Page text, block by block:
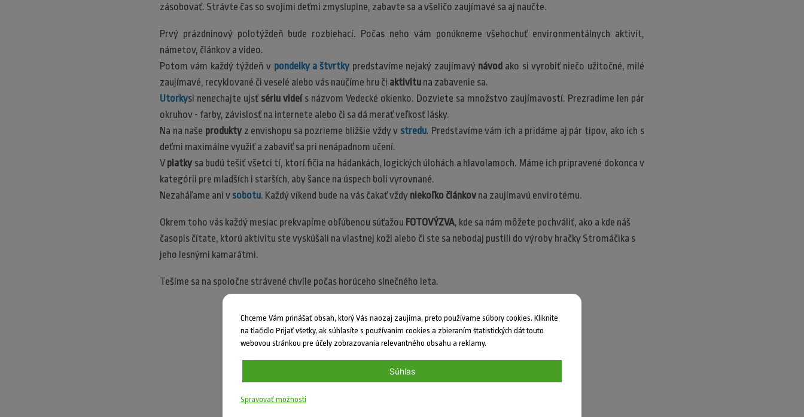
zásobovať. Strávte čas so svojimi deťmi zmysluplne, zabavte sa a všeličo zaujímavé sa aj naučte.
Prvý prázdninový polotýždeň bude rozbiehací. Počas neho vám ponúkneme všehochuť environmentálnych aktivít,
námetov, článkov a video.
Potom vám každý týždeň v pondelky a štvrtkypredstavíme nejaký zaujímavý návod ako si vyrobiť niečo užitočné, milé
zaujímavé, recyklované či veselé alebo vás naučíme hru či aktivitu na zabavenie sa.
Utorkysi nenechajte ujsť sériu videís názvom Vedecké okienko. Dozviete sa množstvo zaujímavostí. Prezradíme len pár
okruhov - farby, závislosť na internete alebo či sa dá merať veľkosť lásky.
Na na naše produktyz envishopu sa pozrieme bližšie vždy v stredu. Predstavíme vám ich a pridáme aj pár tipov, ako ich s
deťmi maximálne využiť a zabaviť sa pri nenápadnom učení.
V piatkysa budú tešiť všetci tí, ktorí fičia na hádankách, logických úlohách a hlavolamoch. Máme ich pripravené dokonca v
kategórii pre mladších i starších, aby šance na úspech boli vyrovnané.
Nezaháľame ani v sobotu. Každý víkend bude na vás čakať vždy niekoľko článkovna zaujímavú envirotému.
Okrem toho vás každý mesiac prekvapíme obľúbenou súťažou FOTOVÝZVA, kde sa nám môžete pochváliť, ako a kde náš
časopis čítate, ktorú aktivitu ste vyskúšali na vlastnej koži alebo či ste sa nebodaj pustili do výroby hračky Stromáčika s
jeho lesnými kamarátmi.
Tešíme sa na spoločne strávené chvíle počas horúceho slnečného leta.
Chceme Vám prinášať obsah, ktorý Vás naozaj zaujíma, preto používame súbory cookies. Kliknite
na tlačidlo Prijať všetky, ak súhlasíte s používaním cookies a zbieraním štatistických dát touto
webovou stránkou pre účely zobrazovania relevantného obsahu a reklamy.
Súhlas
Spravovať možnosti